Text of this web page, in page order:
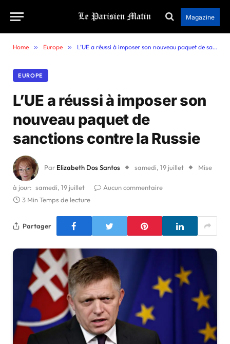
Magazine
Home » Europe » L’UE a réussi à imposer son nouveau paquet de sanctions contre la Russie
EUROPE
L’UE a réussi à imposer son
nouveau paquet de
sanctions contre la Russie
Par Elizabeth Dos Santos samedi, 19 juillet Mise
à jour: samedi, 19 juillet
Aucun commentaire
3 Min Temps de lecture
Partager